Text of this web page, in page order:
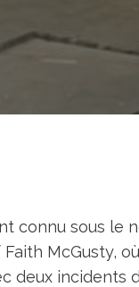
connu sous
McGusty,
deux incidents